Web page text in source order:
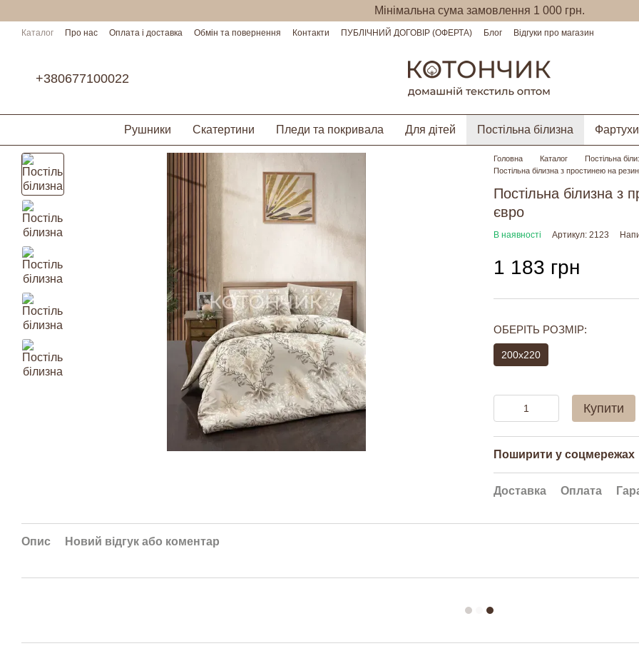
Мінімальна сума замовлення 1 000 грн.
Каталог Про нас Оплата і доставка Обмін та повернення Контакти ПУБЛІЧНИЙ ДОГОВІР (ОФЕРТА) Блог
Відгуки про магазин
+380677100022
Рушники Скатертини Пледи та покривала Для дітей Постільна білизна
Головна Каталог Постільна
Постільна білизна з простинею на
Постільна білизна з
євро
В наявності Артикул: 2123
1 183 грн
ОБЕРІТЬ РОЗМІР:
200x220
Купити
Поширити у соцмережах
Доставка Оплата
Опис Новий відгук або коментар